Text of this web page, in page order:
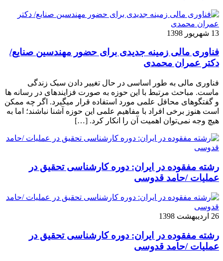
13 شهریور 1398
فناوری مالی زمینه جدیدی برای حضور مهندسین صنایع/
دکتر عمران محمدی
فناوری مالی به طور اساسی در حال تغییر دادن سبک زندگی
ماست. مباحث مرتبط با این حوزه به صورت فزاینده­ای در رسانه­ ها
و گفتگوهای محافل علمی مورد استفاده قرار می­گیرد. اگر چه ممکن
است هنوز برخی افراد با مفاهیم علمی این حوزه آشنا نباشند؛ اما به
هیچ وجه نمی‌توان اهمیت آن را انکار کرد. […]
رشته مفقوده در ایران: دوره کارشناسی تحقیق در
عملیات /حامد قدوسی
26 اردیبهشت 1398
رشته مفقوده در ایران: دوره کارشناسی تحقیق در
عملیات /حامد قدوسی